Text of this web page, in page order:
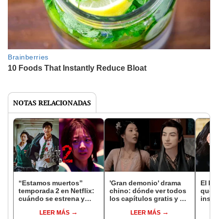
NOTAS RELACIONADAS
“Estamos muertos”
temporada 2 en Netflix:
cuándo se estrena y
temporadaLEER MÁS
'Gran demonio' drama
chino: dónde ver todos
los capítulos gratis y en
LEER MÁS
El k-
que